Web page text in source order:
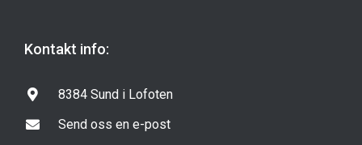
Kontakt info:
8384 Sund i Lofoten
Send oss en e-post